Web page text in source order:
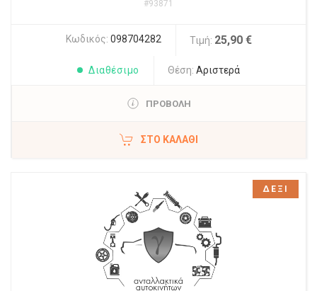
#93871
Κωδικός: 098704282 Τιμή: 25,90 €
Διαθέσιμο Θέση: Αριστερά
ΠΡΟΒΟΛΗ
ΣΤΟ ΚΑΛΆΘΙ
ΔΕΞΙ